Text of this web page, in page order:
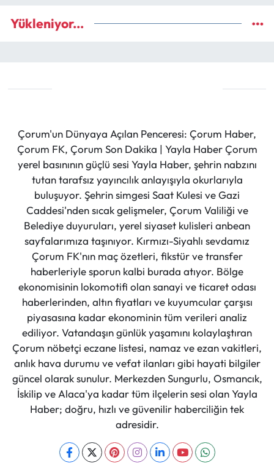
Yükleniyor...
Çorum'un Dünyaya Açılan Penceresi: Çorum Haber,
Çorum FK, Çorum Son Dakika | Yayla Haber Çorum
yerel basınının güçlü sesi Yayla Haber, şehrin nabzını
tutan tarafsız yayıncılık anlayışıyla okurlarıyla
buluşuyor. Şehrin simgesi Saat Kulesi ve Gazi
Caddesi'nden sıcak gelişmeler, Çorum Valiliği ve
Belediye duyuruları, yerel siyaset kulisleri anbean
sayfalarımıza taşınıyor. Kırmızı-Siyahlı sevdamız
Çorum FK'nın maç özetleri, fikstür ve transfer
haberleriyle sporun kalbi burada atıyor. Bölge
ekonomisinin lokomotifi olan sanayi ve ticaret odası
haberlerinden, altın fiyatları ve kuyumcular çarşısı
piyasasına kadar ekonominin tüm verileri analiz
ediliyor. Vatandaşın günlük yaşamını kolaylaştıran
Çorum nöbetçi eczane listesi, namaz ve ezan vakitleri,
anlık hava durumu ve vefat ilanları gibi hayati bilgiler
güncel olarak sunulur. Merkezden Sungurlu, Osmancık,
İskilip ve Alaca'ya kadar tüm ilçelerin sesi olan Yayla
Haber; doğru, hızlı ve güvenilir haberciliğin tek
adresidir.